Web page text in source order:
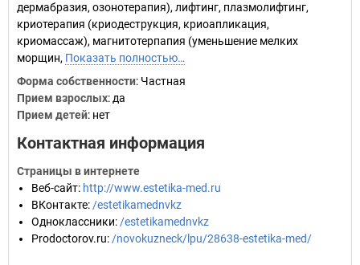
дермабразия, озонотерапия), лифтинг, плазмолифтинг,
криотерапия (криодеструкция, криоапликация,
криомассаж), магнитотерпапия (уменьшение мелких
морщин, Показать полностью…
Форма собственности: Частная
Прием взрослых: да
Прием детей: нет
Контактная информация
Страницы в интернете
Веб-сайт: http://www.estetika-med.ru
ВКонтакте: /estetikamednvkz
Одноклассники: /estetikamednvkz
Prodoctorov.ru: /novokuzneck/lpu/28638-estetika-med/